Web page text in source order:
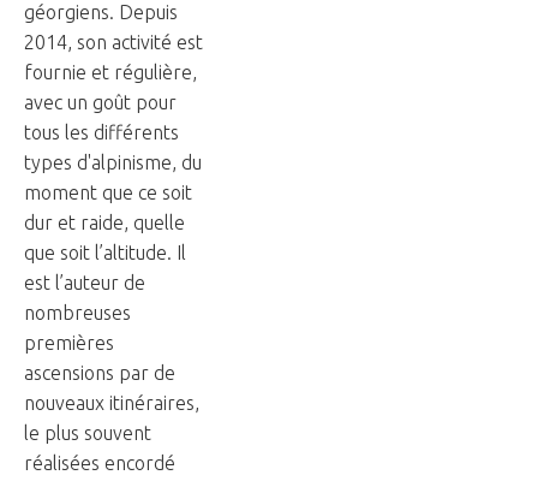
géorgiens. Depuis
2014, son activité est
fournie et régulière,
avec un goût pour
tous les différents
types d'alpinisme, du
moment que ce soit
dur et raide, quelle
que soit l’altitude. Il
est l’auteur de
nombreuses
premières
ascensions par de
nouveaux itinéraires,
le plus souvent
réalisées encordé